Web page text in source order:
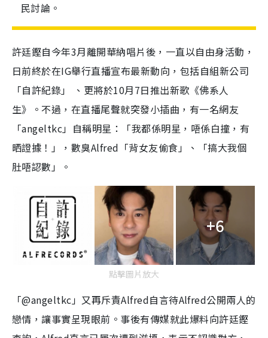
民討論。
許廷鏗自今年3月離開華納唱片後，一直以自由身活動，
日前終於在IG舉行直播宣布最新動向，包括自組新公司
「自許紀錄」 、更將於10月7日推出新歌《佛系人
生》。不過，在直播尾聲就突發小插曲，有一名網友
「angeltkc」自稱明星：「我都係明星，唔係白撞，有
晒證據！」，數臭Alfred「背女友偷食」、「搞大我個
肚唔認數」。
+6
點擊圖片放大
「@angeltkc」又再斥責Alfred自言待Alfred公開兩人的
戀情，讓事實呈現眼前。事後有傳媒就此爆料向許廷鏗